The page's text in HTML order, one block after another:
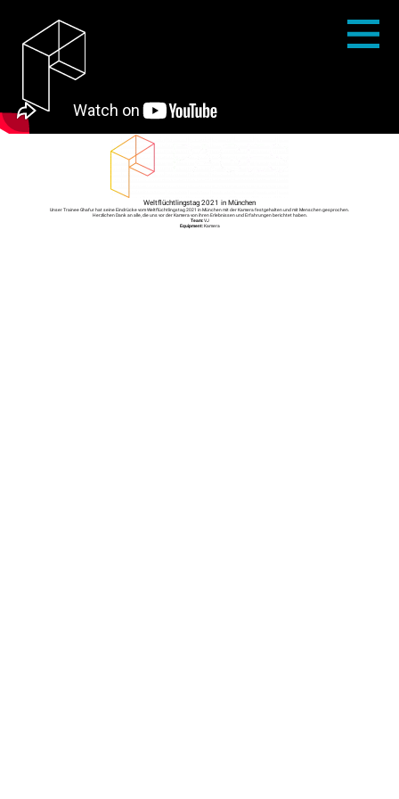
Weltflüchtlingstag 2021 in München
Unser Trainee Ghafur hat seine Eindrücke vom Weltflüchtlingstag 2021 in München mit der Kamera festgehalten und mit Menschen gesprochen.
Herzlichen Dank an alle, die uns vor der Kamera von ihren Erlebnissen und Erfahrungen berichtet haben.
Team:VJ
Equipment:Kamera